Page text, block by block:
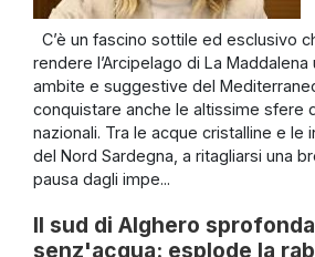
C’è un fascino sottile ed esclusivo
rendere l’Arcipelago di La
ambite e suggestive del
conquistare anche le altissime sfere
nazionali. Tra le acque cristalline e le
del Nord Sardegna, a ritagliarsi una
pausa dagli impe...
Il sud di Alghero
senz'acqua: esplode la